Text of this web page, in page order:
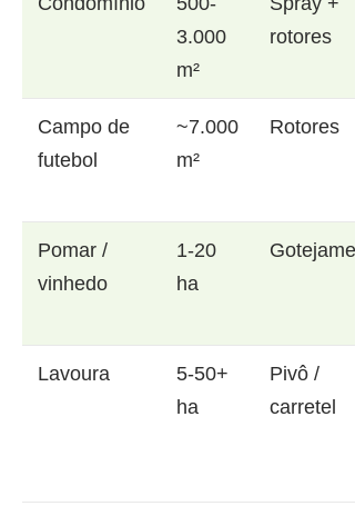
3.000
m²
rotores
Campo de
futebol
~7.000
m²
Rotores
Pomar /
vinhedo
1-20
ha
Lavoura
5-50+
ha
Pivô /
carretel